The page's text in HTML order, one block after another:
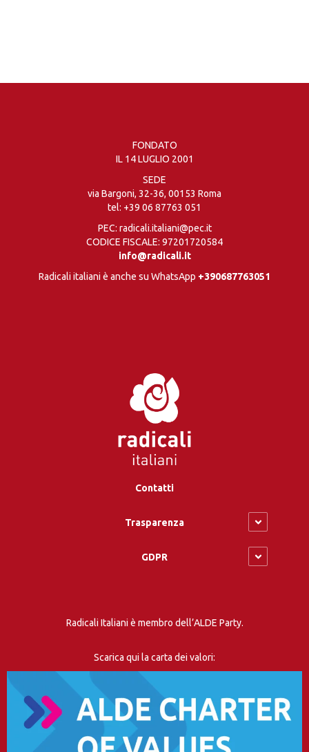
FONDATO
IL 14 LUGLIO 2001
SEDE
via Bargoni, 32-36, 00153 Roma
tel: +39 06 87763 051
PEC: radicali.italiani@pec.it
CODICE FISCALE: 97201720584
info@radicali.it
Radicali italiani è anche su WhatsApp +390687763051
Contatti
Trasparenza
GDPR
Radicali Italiani è membro dell’ALDE Party.
Scarica qui la carta dei valori: